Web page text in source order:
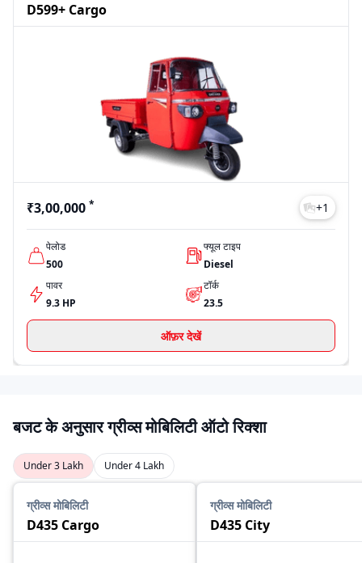
D599+ Cargo
₹3,00,000 * +1
पेलोड
500
फ्यूल टाइप
Diesel
पावर
9.3 HP
टॉर्क
23.5
ऑफ़र देखें
बजट के अनुसार ग्रीव्स मोबिलिटी ऑटो रिक्शा
Under 3 Lakh Under 4 Lakh
ग्रीव्स मोबिलिटी
D435 Cargo
ग्रीव्स मोबिलिटी
D435 City